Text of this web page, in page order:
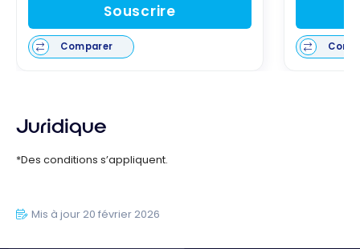
Souscrire
Comparer
Juridique
*Des conditions s’appliquent.
Mis à jour 20 février 2026